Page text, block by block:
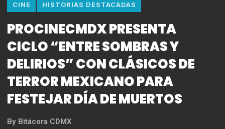
CINE HISTORIAS DESTACADAS
PROCINECMDX PRESENTA
CICLO “ENTRE SOMBRAS Y
DELIRIOS” CON CLÁSICOS DE
TERROR MEXICANO PARA
FESTEJAR DÍA DE MUERTOS
By Bitácora CDMX